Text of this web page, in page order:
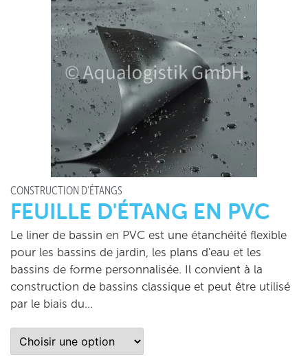
CONSTRUCTION D'ÉTANGS
FEUILLE D'ÉTANG EN PVC
Le liner de bassin en PVC est une étanchéité flexible
pour les bassins de jardin, les plans d'eau et les
bassins de forme personnalisée. Il convient à la
construction de bassins classique et peut être utilisé
par le biais du...